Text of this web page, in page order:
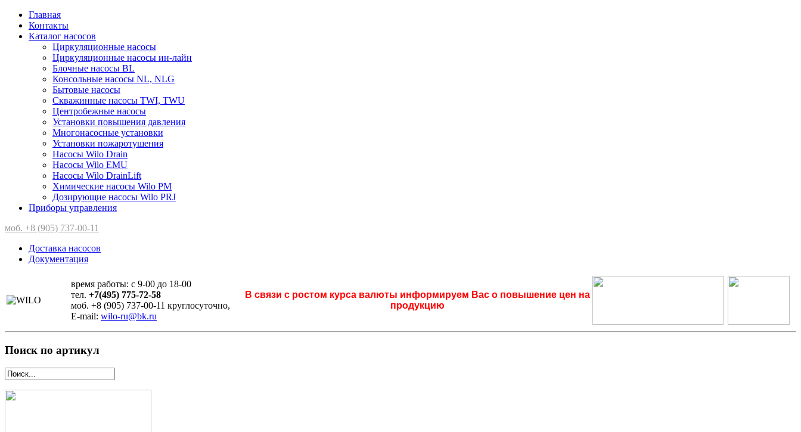
Главная
Контакты
Каталог насосов
Циркуляционные насосы
Циркуляционные насосы ин-лайн
Блочные насосы BL
Консольные насосы NL, NLG
Бытовые насосы
Скважинные насосы TWI, TWU
Центробежные насосы
Установки повышения давления
Многонасосные установки
Установки пожаротушения
Насосы Wilo Drain
Насосы Wilo EMU
Насосы Wilo DrainLift
Химические насосы Wilo PM
Дозирующие насосы Wilo PRJ
Приборы управления
моб. +8 (905) 737-00-11
Доставка насосов
Документация
время работы: с 9-00 до 18-00
тел. +7(495) 775-72-58
моб. +8 (905) 737-00-11 круглосуточно,
E-mail: wilo-ru@bk.ru
В связи с ростом курса валюты информируем Вас о повышение цен на
продукцию
Поиск по артикул